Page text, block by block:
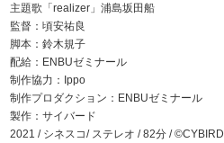
主題歌「realizer」浦島坂田船
監督：頃安祐良
脚本：鈴木規子
配給：ENBUゼミナール
制作協力：Ippo
制作プロダクション：ENBUゼミナール
製作：サイバード
2021 / シネスコ/ ステレオ / 82分 / ©CYBIRD